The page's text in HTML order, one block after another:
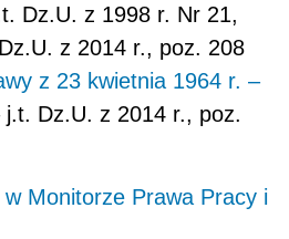
Dz.U. z 1998 r. Nr 21,
z 2014 r., poz. 208
z 23 kwietnia 1964 r. –
j.t. Dz.U. z 2014 r., poz.
Monitorze Prawa Pracy i